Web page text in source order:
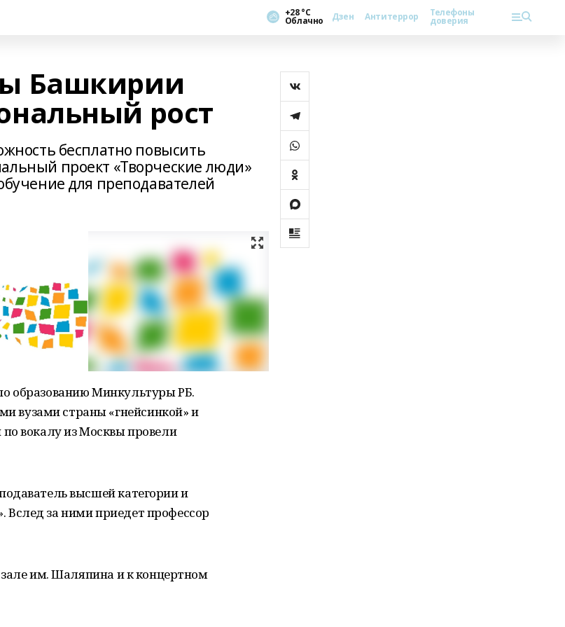
+28 °С
Облачно Дзен Антитеррор Телефоны
доверия
Башкирии
рост
бесплатно повысить
проект «Творческие люди»
для преподавателей
образованию Минкультуры РБ.
вузами страны «гнейсинкой» и
вокалу из Москвы провели
высшей категории и
за ними приедет профессор
зале им. Шаляпина и к концертном